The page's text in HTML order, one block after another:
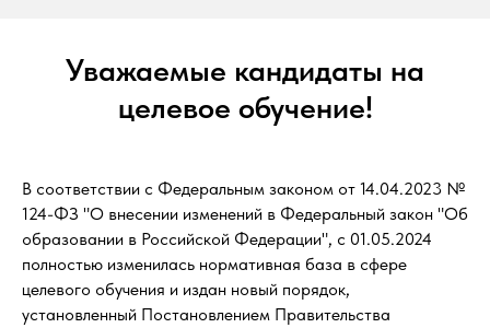
Уважаемые кандидаты на
целевое обучение!
В соответствии с Федеральным законом от 14.04.2023 №
124-ФЗ "О внесении изменений в Федеральный закон "Об
образовании в Российской Федерации", с 01.05.2024
полностью изменилась нормативная база в сфере
целевого обучения и издан новый порядок,
установленный Постановлением Правительства